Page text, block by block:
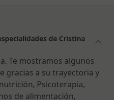
de Cristina
Te mostramos algunos
gracias a su trayectoria y
Psicoterapia,
de alimentación,